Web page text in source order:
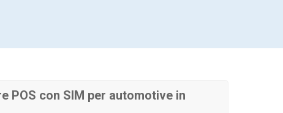
POS con SIM per automotive in